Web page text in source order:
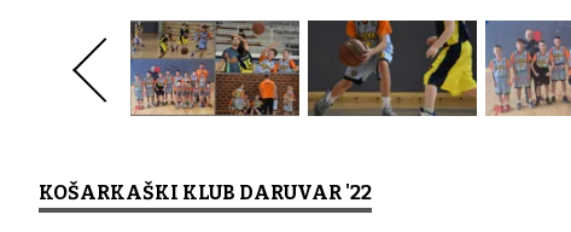
KOŠARKAŠKI KLUB DARUVAR '22